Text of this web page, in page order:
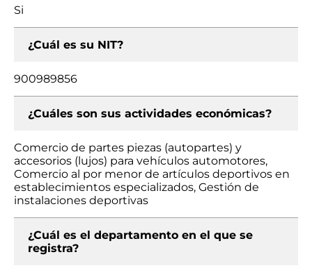
Si
¿Cuál es su NIT?
900989856
¿Cuáles son sus actividades económicas?
Comercio de partes piezas (autopartes) y
accesorios (lujos) para vehículos automotores,
Comercio al por menor de artículos deportivos en
establecimientos especializados, Gestión de
instalaciones deportivas
¿Cuál es el departamento en el que se
registra?